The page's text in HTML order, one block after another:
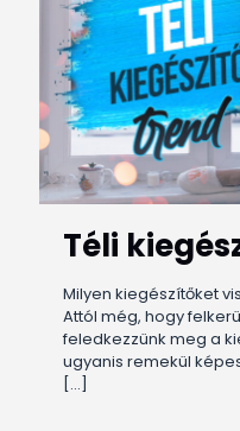
Téli
Milyen kiegészítőket
Attól még, hogy
feledkezzünk meg a
ugyanis remekül
[…]